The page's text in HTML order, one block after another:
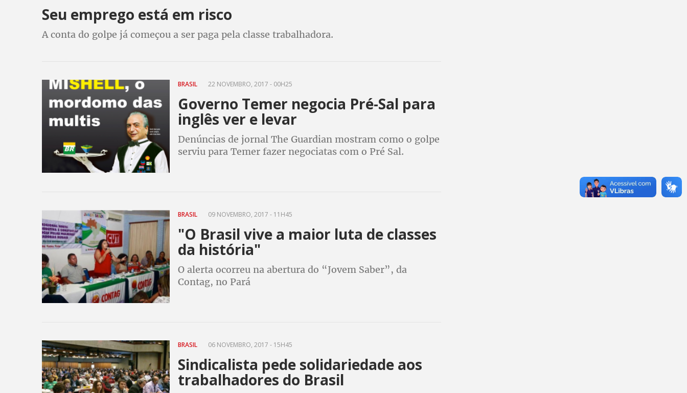
Seu emprego está em risco
A conta do golpe já começou a ser paga pela classe trabalhadora.
BRASIL 22 NOVEMBRO, 2017 - 00H25
Governo Temer negocia Pré-Sal para
inglês ver e levar
Denúncias de jornal The Guardian mostram como o golpe
serviu para Temer fazer negociatas com o Pré Sal.
BRASIL 09 NOVEMBRO, 2017 - 11H45
"O Brasil vive a maior luta de classes
da história"
O alerta ocorreu na abertura do “Jovem Saber”, da
Contag, no Pará
BRASIL 06 NOVEMBRO, 2017 - 15H45
Sindicalista pede solidariedade aos
trabalhadores do Brasil